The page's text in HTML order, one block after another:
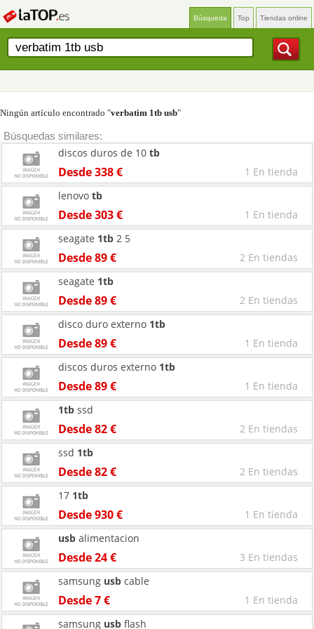
Búsqueda Top Tiendas online
Ningún artículo encontrado "verbatim 1tb usb"
Búsquedas similares:
Desde 338 € 1 En tienda
discos duros de 10 tb
Desde 303 € 1 En tienda
lenovo tb
Desde 89 € 2 En tiendas
seagate 1tb 2 5
Desde 89 € 2 En tiendas
seagate 1tb
Desde 89 € 1 En tienda
disco duro externo 1tb
Desde 89 € 1 En tienda
discos duros externo 1tb
Desde 82 € 2 En tiendas
1tb ssd
Desde 82 € 2 En tiendas
ssd 1tb
Desde 930 € 1 En tienda
17 1tb
Desde 24 € 3 En tiendas
usb alimentacion
Desde 7 € 1 En tienda
samsung usb cable
samsung usb flash